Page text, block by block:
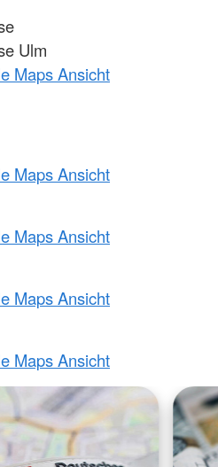
Ulm
Maps Ansicht
Maps Ansicht
Maps Ansicht
Maps Ansicht
Maps Ansicht